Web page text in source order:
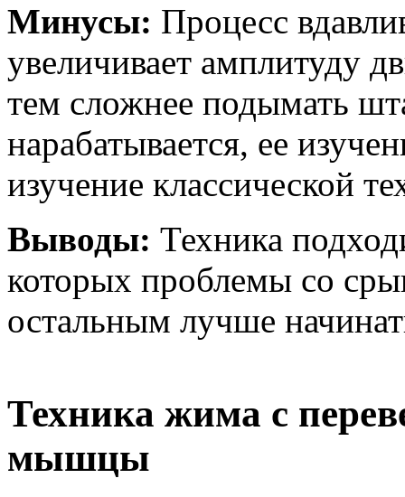
Минусы: Процесс
увеличивает амплитуду
тем сложнее подымать
нарабатывается, ее
изучение классической
Выводы: Техника
которых проблемы со
остальным лучше
Техника жима с
мышцы